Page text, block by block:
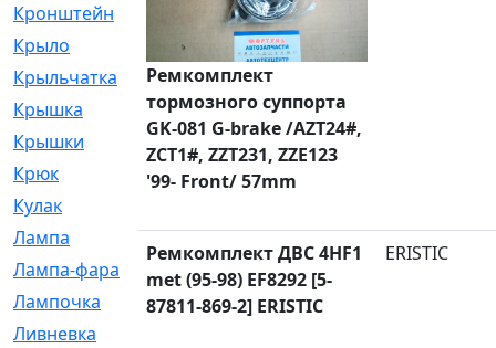
Кронштейн
[59]
Крыло
Крыльчатка
[17]
Крышка
[151]
Крышки
[4]
Крюк
[1]
Кулак
Лампа
[128]
Лампа-фара
[4]
Лампочка
[209]
Ливневка
Ремкомплект
тормозного суппорта
GK-081 G-brake /AZT24#,
ZCT1#, ZZT231, ZZE123
'99- Front/ 57mm
Ремкомплект ДВС 4HF1
met (95-98) EF8292 [5-
87811-869-2] ERISTIC
ERISTIC